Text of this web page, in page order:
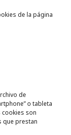
de la página
de
o tableta
cookies son
que prestan